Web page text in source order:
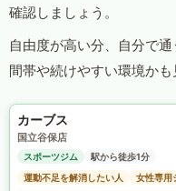
確認しましょう。
自由度が高い分、自分で
間帯や続けやすい環境かも
カーブス
国立谷保店
スポーツジム
駅から徒歩1分
運動不足を解消したい人
女性専用